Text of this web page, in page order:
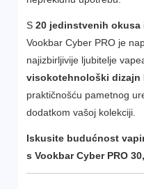
S20 jedinstvenih okusa
Vookbar Cyber PRO je
najizbirljivije ljubitelje
visokotehnološki dizajn
praktičnošću pametnog
dodatkom vašoj kolekciji.
Iskusite budućnost
s Vookbar Cyber PRO